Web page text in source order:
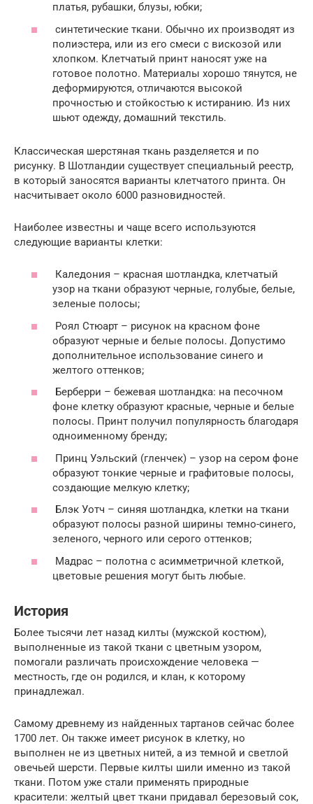
платья, рубашки, блузы, юбки;
синтетические ткани. Обычно их производят из
полиэстера, или из его смеси с вискозой или
хлопком. Клетчатый принт наносят уже на
готовое полотно. Материалы хорошо тянутся, не
деформируются, отличаются высокой
прочностью и стойкостью к истиранию. Из них
шьют одежду, домашний текстиль.
Классическая шерстяная ткань разделяется и по
рисунку. В Шотландии существует специальный реестр,
в который заносятся варианты клетчатого принта. Он
насчитывает около 6000 разновидностей.
Наиболее известны и чаще всего используются
следующие варианты клетки:
Каледония – красная шотландка, клетчатый
узор на ткани образуют черные, голубые, белые,
зеленые полосы;
Роял Стюарт – рисунок на красном фоне
образуют черные и белые полосы. Допустимо
дополнительное использование синего и
желтого оттенков;
Берберри – бежевая шотландка: на песочном
фоне клетку образуют красные, черные и белые
полосы. Принт получил популярность благодаря
одноименному бренду;
Принц Уэльский (гленчек) – узор на сером фоне
образуют тонкие черные и графитовые полосы,
создающие мелкую клетку;
Блэк Уотч – синяя шотландка, клетки на ткани
образуют полосы разной ширины темно-синего,
зеленого, черного или серого оттенков;
Мадрас – полотна с асимметричной клеткой,
цветовые решения могут быть любые.
История
Более тысячи лет назад килты (мужской костюм),
выполненные из такой ткани с цветным узором,
помогали различать происхождение человека —
местность, где он родился, и клан, к которому
принадлежал.
Самому древнему из найденных тартанов сейчас более
1700 лет. Он также имеет рисунок в клетку, но
выполнен не из цветных нитей, а из темной и светлой
овечьей шерсти. Первые килты шили именно из такой
ткани. Потом уже стали применять природные
красители: желтый цвет ткани придавал березовый сок,